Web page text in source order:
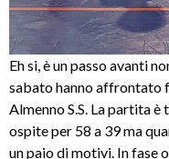
Eh si, è un passo avanti
sabato hanno affrontato
Almenno S.S. La partita
ospite per 58 a 39 ma
un paio di motivi. In fase